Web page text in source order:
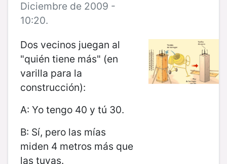
Diciembre de 2009 -
10:20.
Dos vecinos juegan al
"quién tiene más" (en
varilla para la
construcción):
A: Yo tengo 40 y tú 30.
B: Sí, pero las mías
miden 4 metros más que
las tuyas.